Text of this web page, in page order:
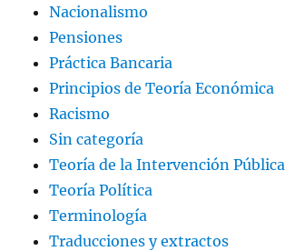
Nacionalismo
Pensiones
Práctica Bancaria
Principios de Teoría Económica
Racismo
Sin categoría
Teoría de la Intervención Pública
Teoría Política
Terminología
Traducciones y extractos